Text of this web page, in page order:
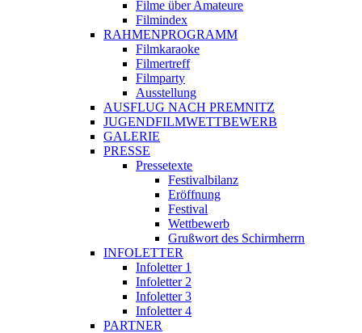
Filme über Amateure
Filmindex
RAHMENPROGRAMM
Filmkaraoke
Filmertreff
Filmparty
Ausstellung
AUSFLUG NACH PREMNITZ
JUGENDFILMWETTBEWERB
GALERIE
PRESSE
Pressetexte
Festivalbilanz
Eröffnung
Festival
Wettbewerb
Grußwort des Schirmherrn
INFOLETTER
Infoletter 1
Infoletter 2
Infoletter 3
Infoletter 4
PARTNER